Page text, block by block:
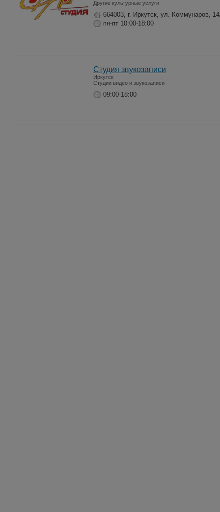
Другие культурные услуги
664003, г. Иркутск, ул. Коммунаров,
пн-пт 10:00-18:00
Студия звукозаписи
Иркутск
Студии видео и звукозаписи
09:00-18:00